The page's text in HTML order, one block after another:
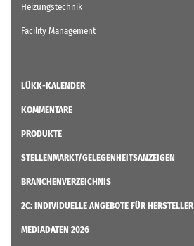
Heizungstechnik
Facility Management
LÜKK-KALENDER
KOMMENTARE
PRODUKTE
STELLENMARKT/GELEGENHEITSANZEIGEN
BRANCHENVERZEICHNIS
2C: INDIVIDUELLE ANGEBOTE FÜR HERSTELLER
MEDIADATEN 2026